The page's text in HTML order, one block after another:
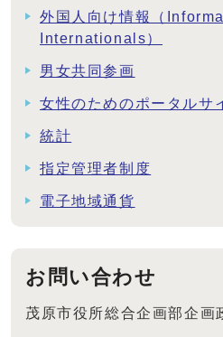
外国人向け情報（
Internationals）
男女共同参画
女性のためのポータルサ
統計
指定管理者制度
電子地域通貨
お問い合わせ
茂原市役所総合企画部企画